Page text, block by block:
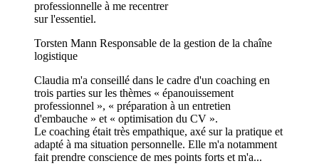
professionnelle à me recentrer
sur l'essentiel.
Torsten Mann Responsable de la gestion de la chaîne
logistique
Claudia m'a conseillé dans le cadre d'un coaching en
trois parties sur les thèmes « épanouissement
professionnel », « préparation à un entretien
d'embauche » et « optimisation du CV ».
Le coaching était très empathique, axé sur la pratique et
adapté à ma situation personnelle. Elle m'a notamment
fait prendre conscience de mes points forts et m'a...